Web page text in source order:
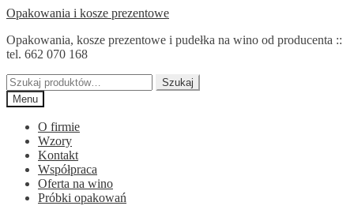
Przejdź
nawigacji
Przejdź
treści
Opakowania i kosze prezentowe
Opakowania, kosze prezentowe i pudełka na wino od producenta ::
tel. 662 070 168
Szukaj:
Szukaj
Menu
O firmie
Wzory
Kontakt
Współpraca
Oferta na wino
Próbki opakowań